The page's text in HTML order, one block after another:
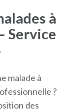
à
Service
malade à
?
des